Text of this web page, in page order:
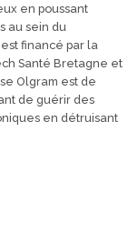
en poussant
au sein du
financé par la
Santé Bretagne et
Olgram est de
de guérir des
en détruisant